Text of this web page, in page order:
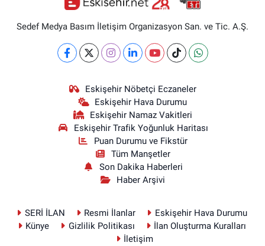
Sedef Medya Basım İletişim Organizasyon San. ve Tic. A.Ş.
Eskişehir Nöbetçi Eczaneler
Eskişehir Hava Durumu
Eskişehir Namaz Vakitleri
Eskişehir Trafik Yoğunluk Haritası
Puan Durumu ve Fikstür
Tüm Manşetler
Son Dakika Haberleri
Haber Arşivi
SERİ İLAN Resmi İlanlar
Eskişehir Hava Durumu
Künye
Gizlilik Politikası
İlan Oluşturma Kuralları
İletişim